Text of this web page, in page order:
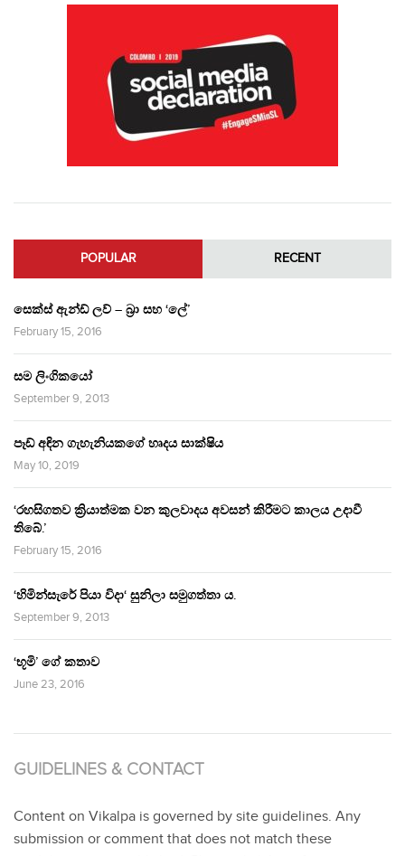
POPULAR RECENT
සෙක්ස් ඇන්ඩ් ලව් – බ්‍රා සහ ‘ලේ’
February 15, 2016
සම ලිංගිකයෝ
September 9, 2013
පෑඩ් අඳින ගැහැනියකගේ හෘදය සාක්ෂිය
May 10, 2019
‘රහසිගතව ක්‍රියාත්මක වන කුලවාදය අවසන් කිරීමට කාලය උදාවී
තිබේ.’
February 15, 2016
‘හිමින්සැරේ පියා විදා‘ සුනිලා සමුගත්තා ය.
September 9, 2013
‘භූමි’ ගේ කතාව
June 23, 2016
GUIDELINES & CONTACT
Content on Vikalpa is governed by site guidelines. Any
submission or comment that does not match these